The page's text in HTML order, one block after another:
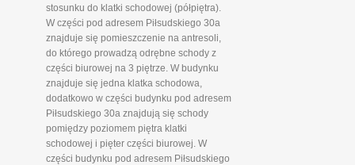
stosunku do klatki schodowej (półpiętra).
W części pod adresem Piłsudskiego 30a
znajduje się pomieszczenie na antresoli,
do którego prowadzą odrębne schody z
części biurowej na 3 piętrze. W budynku
znajduje się jedna klatka schodowa,
dodatkowo w części budynku pod adresem
Piłsudskiego 30a znajdują się schody
pomiędzy poziomem piętra klatki
schodowej i pięter części biurowej. W
części budynku pod adresem Piłsudskiego